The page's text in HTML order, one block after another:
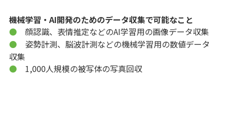
機械学習・AI開発のためのデータ収集で可能なこと
● 顔認識、表情推定などのAI学習用の画像データ収集
● 姿勢計測、脳波計測などの機械学習用の数値データ
収集
● 1,000人規模の被写体の写真回収